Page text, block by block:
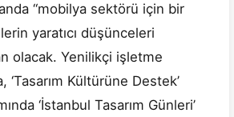
“mobilya sektörü için bir
yaratıcı düşünceleri
olacak. Yenilikçi işletme
Kültürüne Destek’
‘İstanbul Tasarım Günleri’